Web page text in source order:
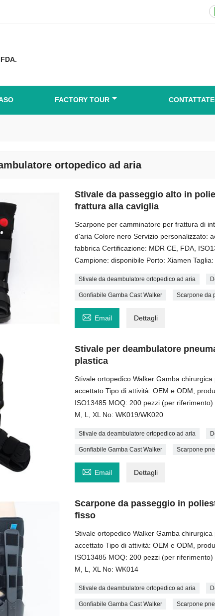
FACTORY TOUR
ortopedico ad aria
Stivale da passeggio alto in
frattura alla caviglia
Scarpone per camminatore per frattura di
d'aria Colore nero Servizio personalizzato:
fabbrica Certificazione: MDR CE, FDA,
Campione: disponibile Porto: Xiamen
Stivale da deambulatore ortopedico ad aria
Gonfiabile Gamba Cast Walker Scarpone da
 Email Dettagli
Stivale per deambulatore
plastica
Stivale ortopedico Walker Gamba
accettato Tipo di attività: OEM e ODM,
ISO13485 MOQ: 200 pezzi (per
M, L, XL No: WK019/WK020
Stivale da deambulatore ortopedico ad aria
Gonfiabile Gamba Cast Walker Scarpone
 Email Dettagli
Scarpone da passeggio in
fisso
Stivale ortopedico Walker Gamba
accettato Tipo di attività: OEM e ODM,
ISO13485 MOQ: 200 pezzi (per
M, L, XL No: WK014
Stivale da deambulatore ortopedico ad aria
Gonfiabile Gamba Cast Walker Scarpone